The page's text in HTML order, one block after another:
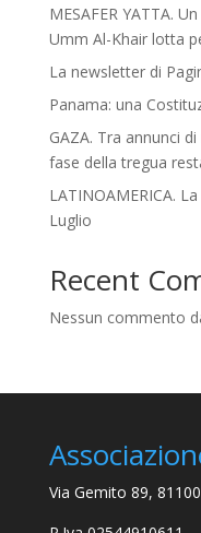
MESAFER YATTA.
Umm Al-Khair lotta
La newsletter di
Panama: una
GAZA. Tra annunci
fase della tregua
LATINOAMERICA.
Luglio
Recent
Nessun commento
Via Gemito 89,